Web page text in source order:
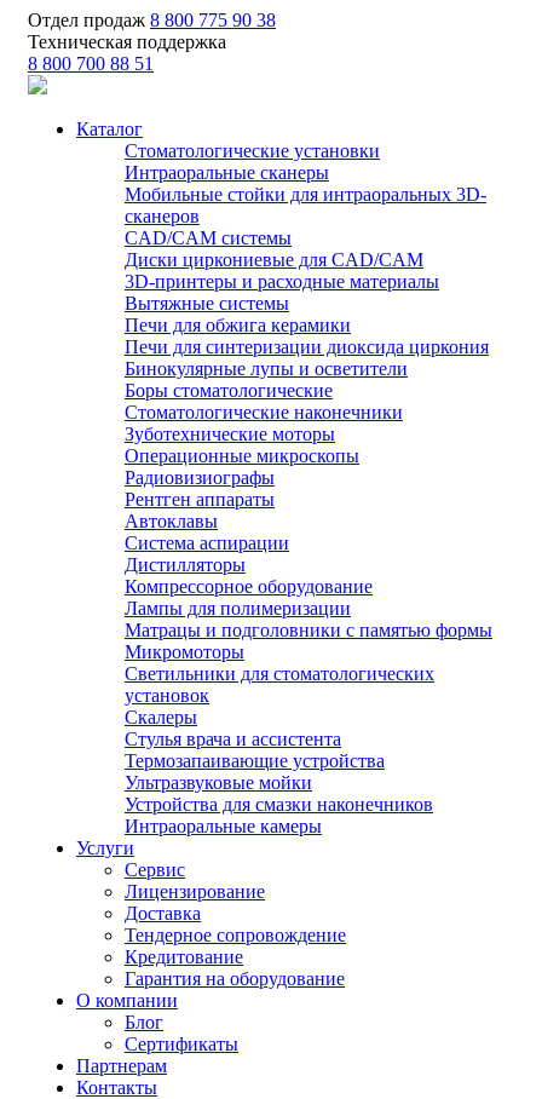
Отдел продаж 8 800 775 90 38
Техническая поддержка
8 800 700 88 51
Каталог
Стоматологические установки
Интраоральные сканеры
Мобильные стойки для интраоральных 3D-
сканеров
CAD/CAM системы
Диски циркониевые для CAD/CAM
3D-принтеры и расходные материалы
Вытяжные системы
Печи для обжига керамики
Печи для синтеризации диоксида циркония
Бинокулярные лупы и осветители
Боры стоматологические
Стоматологические наконечники
Зуботехнические моторы
Операционные микроскопы
Радиовизиографы
Рентген аппараты
Автоклавы
Система аспирации
Дистилляторы
Компрессорное оборудование
Лампы для полимеризации
Матрацы и подголовники с памятью формы
Микромоторы
Светильники для стоматологических
установок
Скалеры
Стулья врача и ассистента
Термозапаивающие устройства
Ультразвуковые мойки
Устройства для смазки наконечников
Интраоральные камеры
Услуги
Сервис
Лицензирование
Доставка
Тендерное сопровождение
Кредитование
Гарантия на оборудование
О компании
Блог
Сертификаты
Партнерам
Контакты